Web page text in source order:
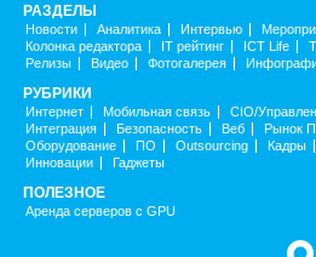
РАЗДЕЛЫ
Новости Аналитика Интервью
Колонка редактора
IT рейтинг ICT Life
Релизы
Видео Фотогалерея
РУБРИКИ
Интернет Мобильная связь CIO/
Интеграция
Безопасность Веб Рынок
Оборудование
ПО Outsourcing Кадры
Инновации
Гаджеты
ПОЛЕЗНОЕ
Аренда серверов с GPU